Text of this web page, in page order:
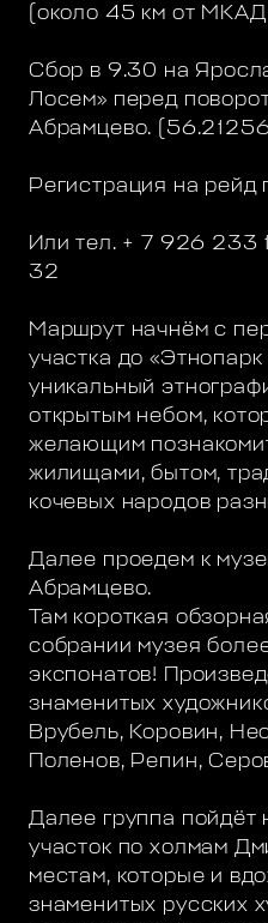
(около 45 км от МКАД
Сбор в 9.30 на
Лосем» перед
Абрамцево.
Регистрация на рейд
Или тел. + 7 926
32
Маршрут начнём с
участка до
уникальный
открытым небом,
желающим
жилищами, бытом,
кочевых народов
Далее проедем к
Абрамцево.
Там короткая
собрании музея
экспонатов!
знаменитых
Врубель, Коровин,
Поленов, Репин,
Далее группа пойдёт
участок по холмам
местам, которые и
знаменитых русских